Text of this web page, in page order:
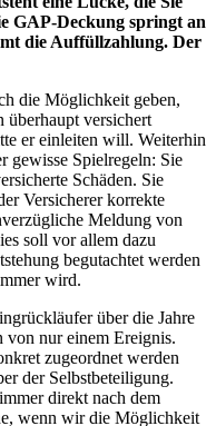
GAP-Deckung springt an
die Auffüllzahlung. Der
die Möglichkeit geben,
überhaupt versichert
er einleiten will. Weiterhin
gewisse Spielregeln: Sie
Schäden. Sie
Versicherer korrekte
Meldung von
soll vor allem dazu
begutachtet werden
wird.
über die Jahre
von nur einem Ereignis.
zugeordnet werden
der Selbstbeteiligung.
direkt nach dem
wenn wir die Möglichkeit